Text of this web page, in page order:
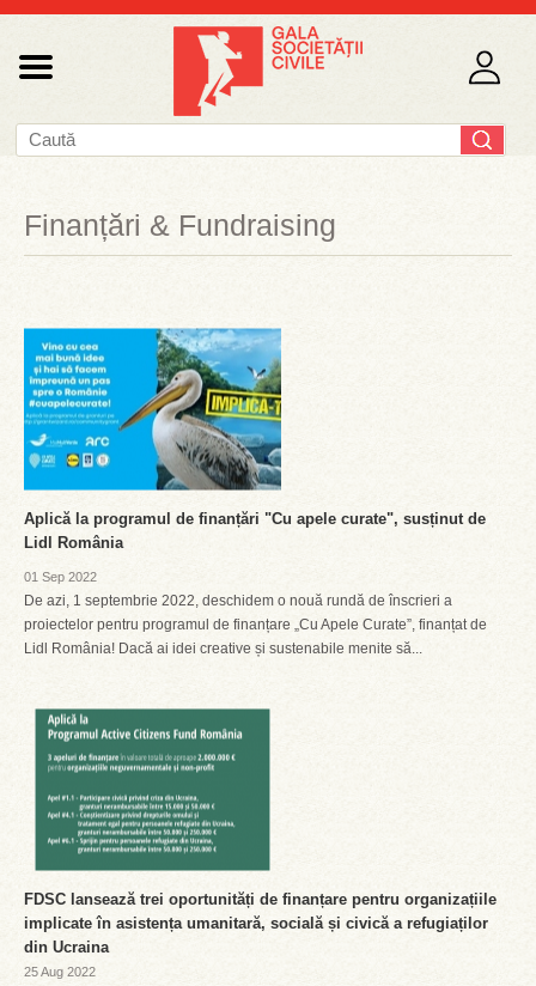
Finanțări & Fundraising
Aplică la programul de finanțări "Cu apele curate", susținut de
Lidl România
01 Sep 2022
De azi, 1 septembrie 2022, deschidem o nouă rundă de înscrieri a
proiectelor pentru programul de finanțare „Cu Apele Curate”, finanțat de
Lidl România! Dacă ai idei creative și sustenabile menite să...
FDSC lansează trei oportunități de finanțare pentru organizațiile
implicate în asistența umanitară, socială și civică a refugiaților
din Ucraina
25 Aug 2022